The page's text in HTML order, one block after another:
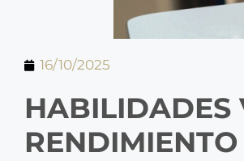
16/10/2025
HABILIDADES